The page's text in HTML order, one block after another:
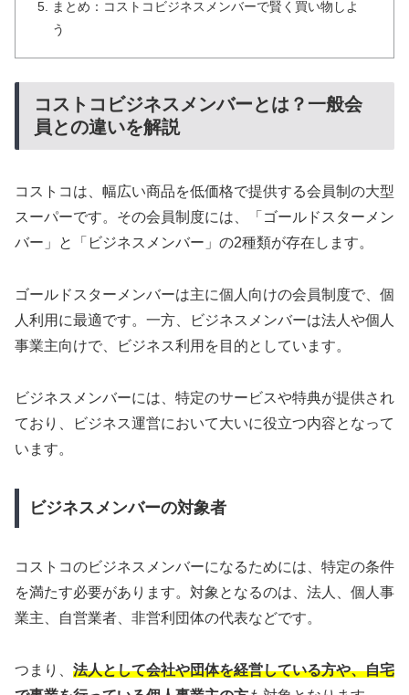
まとめ：コストコビジネスメンバーで賢く買い物しよ
う
コストコビジネスメンバーとは？一般会
員との違いを解説
コストコは、幅広い商品を低価格で提供する会員制の大型
スーパーです。その会員制度には、「ゴールドスターメン
バー」と「ビジネスメンバー」の2種類が存在します。
ゴールドスターメンバーは主に個人向けの会員制度で、個
人利用に最適です。一方、ビジネスメンバーは法人や個人
事業主向けで、ビジネス利用を目的としています。
ビジネスメンバーには、特定のサービスや特典が提供され
ており、ビジネス運営において大いに役立つ内容となって
います。
ビジネスメンバーの対象者
コストコのビジネスメンバーになるためには、特定の条件
を満たす必要があります。対象となるのは、法人、個人事
業主、自営業者、非営利団体の代表などです。
つまり、 法人として会社や団体を経営している方や、自宅